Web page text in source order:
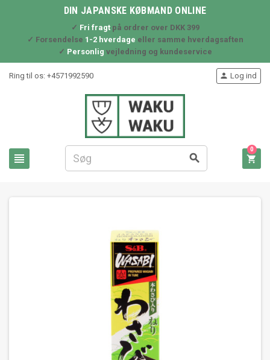
DIN JAPANSKE KØBMAND ONLINE
✓ Fri fragtpå ordrer over DKK 399
✓ Forsendelse 1-2 hverdage eller samme hverdagsaften
✓ Personlig vejledning og kundeservice
Ring til os: +4571992590
 
 Log ind

0